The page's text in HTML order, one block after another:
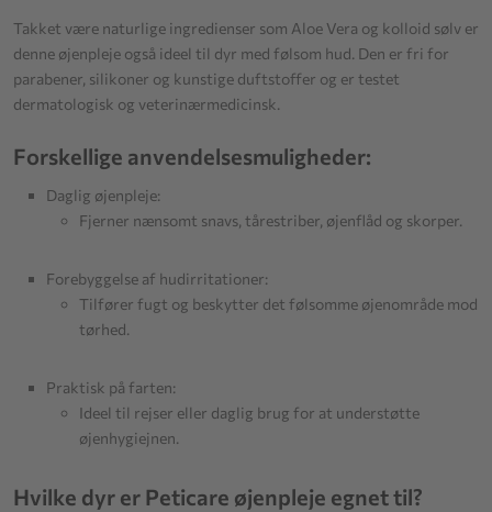
Takket være naturlige ingredienser som Aloe Vera og kolloid sølv er
denne øjenpleje også ideel til dyr med følsom hud. Den er fri for
parabener, silikoner og kunstige duftstoffer og er testet
dermatologisk og veterinærmedicinsk.
Forskellige anvendelsesmuligheder:
Daglig øjenpleje:
Fjerner nænsomt snavs, tårestriber, øjenflåd og skorper.
Forebyggelse af hudirritationer:
Tilfører fugt og beskytter det følsomme øjenområde mod
tørhed.
Praktisk på farten:
Ideel til rejser eller daglig brug for at understøtte
øjenhygiejnen.
Hvilke dyr er Peticare øjenpleje egnet til?